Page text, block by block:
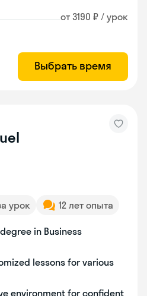
от 3190 ₽ / урок
Выбрать время
урок 12 лет опыта
in Business
lessons for various
environment for confident